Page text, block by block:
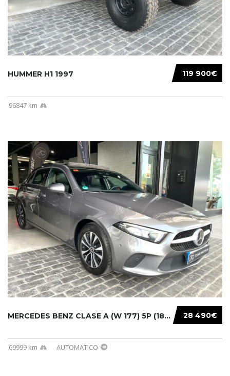
119 900€
HUMMER H1 1997
96847 km
28 490€
MERCEDES BENZ CLASE A (W 177) 5P (18-) 2020....
69999 km AUTOMATICO